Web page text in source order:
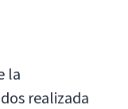
la
realizada